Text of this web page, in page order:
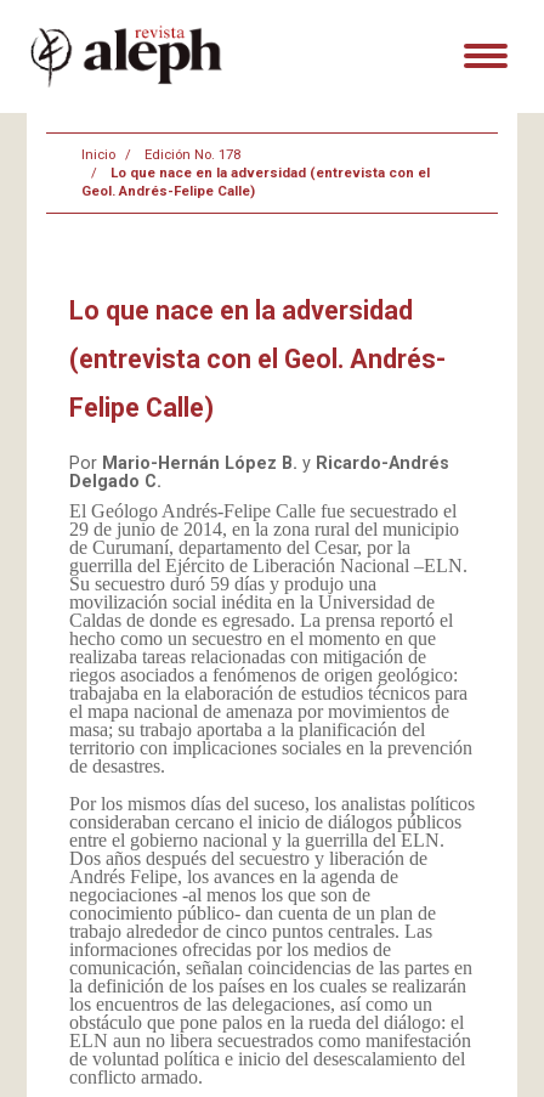
Inicio
Edición No. 178
Lo que nace en la adversidad (entrevista con el
Geol. Andrés-Felipe Calle)
Lo que nace en la adversidad
(entrevista con el Geol. Andrés-
Felipe Calle)
Por Mario-Hernán López B. y Ricardo-Andrés
Delgado C.
El Geólogo Andrés-Felipe Calle fue secuestrado el
29 de junio de 2014, en la zona rural del municipio
de Curumaní, departamento del Cesar, por la
guerrilla del Ejército de Liberación Nacional –ELN.
Su secuestro duró 59 días y produjo una
movilización social inédita en la Universidad de
Caldas de donde es egresado. La prensa reportó el
hecho como un secuestro en el momento en que
realizaba tareas relacionadas con mitigación de
riegos asociados a fenómenos de origen geológico:
trabajaba en la elaboración de estudios técnicos para
el mapa nacional de amenaza por movimientos de
masa; su trabajo aportaba a la planificación del
territorio con implicaciones sociales en la prevención
de desastres.
Por los mismos días del suceso, los analistas políticos
consideraban cercano el inicio de diálogos públicos
entre el gobierno nacional y la guerrilla del ELN.
Dos años después del secuestro y liberación de
Andrés Felipe, los avances en la agenda de
negociaciones -al menos los que son de
conocimiento público- dan cuenta de un plan de
trabajo alrededor de cinco puntos centrales. Las
informaciones ofrecidas por los medios de
comunicación, señalan coincidencias de las partes en
la definición de los países en los cuales se realizarán
los encuentros de las delegaciones, así como un
obstáculo que pone palos en la rueda del diálogo: el
ELN aun no libera secuestrados como manifestación
de voluntad política e inicio del desescalamiento del
conflicto armado.